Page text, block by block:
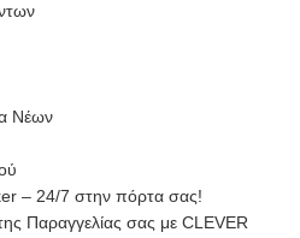
Νέων
– 24/7 στην πόρτα σας!
Παραγγελίας σας με CLEVER